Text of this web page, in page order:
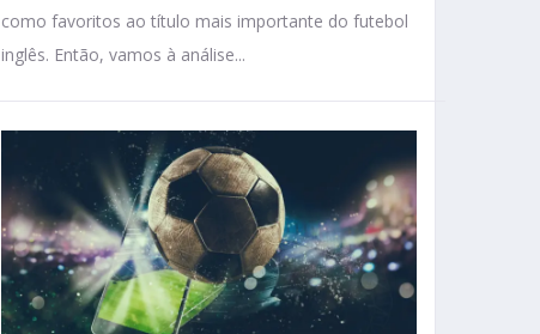
como favoritos ao título mais importante do futebol
inglês. Então, vamos à análise...